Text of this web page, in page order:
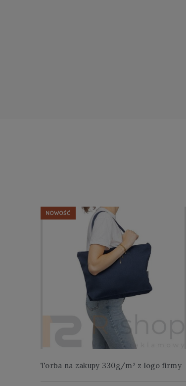
Torba na zakupy 330g/m² z logo firmy
NOWOŚĆ